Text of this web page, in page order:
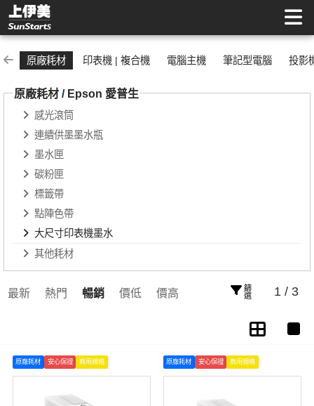
大尺寸印表機墨水 | 上伊美辦公用品網
原廠耗材 印表機 | 複合機 電腦主機 筆記型電腦 投影
原廠耗材 / Epson 愛普生
感光滾筒
連續供墨墨水瓶
墨水匣
碳粉匣
標籤帶
點陣色帶
大尺寸印表機墨水
其他耗材
最新 熱門 暢銷 價低 價高 篩選 1 / 3
原廠耗材 安心保證 商用規格 原廠耗材 安心保證 商用規格